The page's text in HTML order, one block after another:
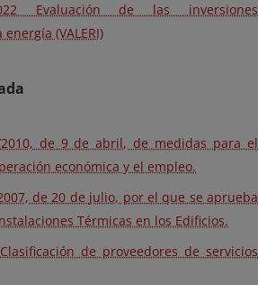
Evaluación de las inversiones
(VALERI)
2010, de 9 de abril, de medidas para el
económica y el empleo.
de 20 de julio, por el que se aprueba
Térmicas en los Edificios.
de proveedores de servicios